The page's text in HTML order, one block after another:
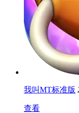
我叫MT标准版
查看